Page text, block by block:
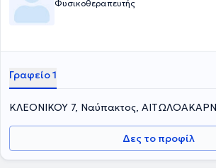
Φυσικοθεραπευτής
Γραφείο 1
ΚΛΕΟΝΙΚΟΥ 7, Ναύπακτος,
Δες το προφίλ